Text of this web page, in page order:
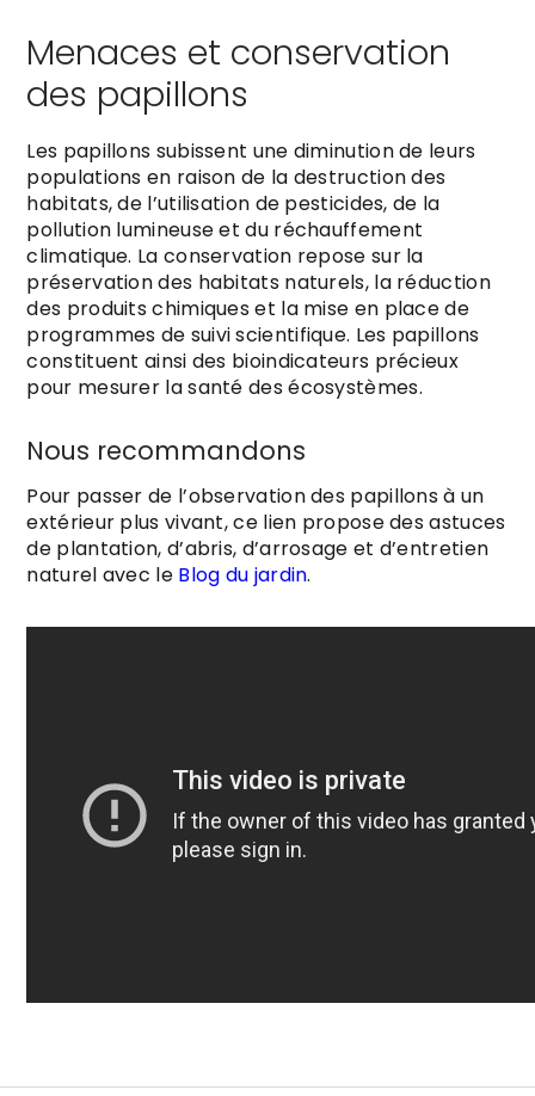
Menaces et conservation
des papillons
Les papillons subissent une diminution de leurs
populations en raison de la destruction des
habitats, de l’utilisation de pesticides, de la
pollution lumineuse et du réchauffement
climatique. La conservation repose sur la
préservation des habitats naturels, la réduction
des produits chimiques et la mise en place de
programmes de suivi scientifique. Les papillons
constituent ainsi des bioindicateurs précieux
pour mesurer la santé des écosystèmes.
Nous recommandons
Pour passer de l’observation des papillons à un
extérieur plus vivant, ce lien propose des astuces
de plantation, d’abris, d’arrosage et d’entretien
naturel avec le Blog du jardin.